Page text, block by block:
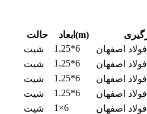
حالت ابعاد(m)
شیت 1.25*6 اصفهان
شیت 1.25*6 اصفهان
شیت 1.25*6 اصفهان
شیت 1.25*6 اصفهان
شیت 1×6 اصفهان